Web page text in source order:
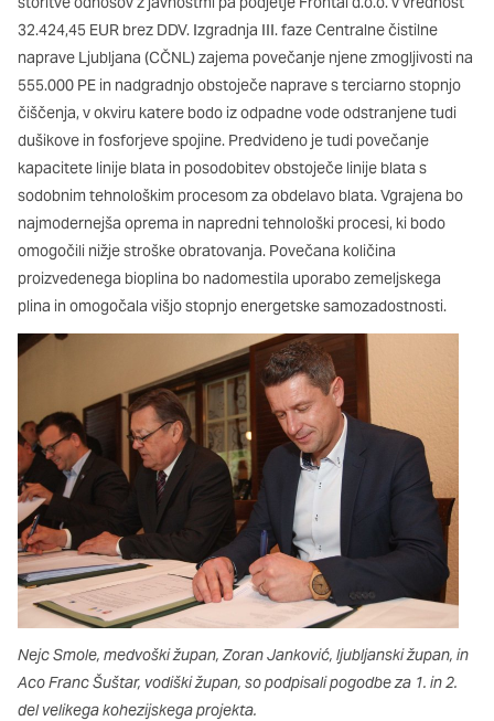
32.424,45 EUR brez DDV. Izgradnja III. faze Centralne čistilne
naprave Ljubljana (CČNL) zajema povečanje njene zmogljivosti na
555.000 PE in nadgradnjo obstoječe naprave s terciarno stopnjo
čiščenja, v okviru katere bodo iz odpadne vode odstranjene tudi
dušikove in fosforjeve spojine. Predvideno je tudi povečanje
kapacitete linije blata in posodobitev obstoječe linije blata s
sodobnim tehnološkim procesom za obdelavo blata. Vgrajena bo
najmodernejša oprema in napredni tehnološki procesi, ki bodo
omogočili nižje stroške obratovanja. Povečana količina
proizvedenega bioplina bo nadomestila uporabo zemeljskega
plina in omogočala višjo stopnjo energetske samozadostnosti.
Nejc Smole, medvoški župan, Zoran Janković, ljubljanski župan, in
Aco Franc Šuštar, vodiški župan, so podpisali pogodbe za 1. in 2.
del velikega kohezijskega projekta.